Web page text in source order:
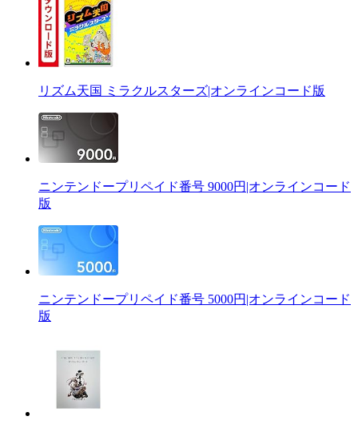
リズム天国 ミラクルスターズ|オンラインコード版
ニンテンドープリペイド番号 9000円|オンラインコード
版
ニンテンドープリペイド番号 5000円|オンラインコード
版